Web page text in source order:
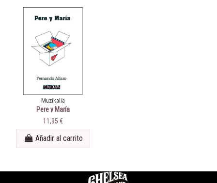
Muzikalia
Pere y María
11,95 €
Añadir al carrito